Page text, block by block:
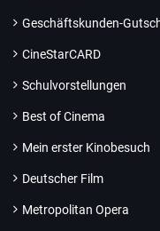
Geschäftskunden-
CineStarCARD
Schulvorstellungen
Best of Cinema
Mein erster Kinobesuch
Deutscher Film
Metropolitan Opera